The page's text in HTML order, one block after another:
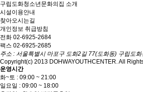
구립도화청소년문화의집 소개
시설이용안내
찾아오시는길
개인정보 취급방침
전화 02-6925-2684
팩스 02-6925-2685
주소 : 서울특별시 마포구 도화2길 77(도화동) 구립도
Copyright(c) 2013 DOHWAYOUTHCENTER. All
운영시간
화~토 : 09:00 ~ 21:00
일요일 : 09:00 ~ 18:00